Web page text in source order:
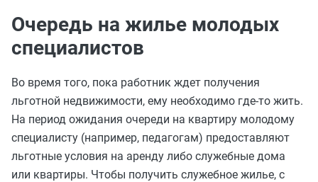
Очередь на жилье молодых
специалистов
Во время того, пока работник ждет получения
льготной недвижимости, ему необходимо где-то жить.
На период ожидания очереди на квартиру молодому
специалисту (например, педагогам) предоставляют
льготные условия на аренду либо служебные дома
или квартиры. Чтобы получить служебное жилье, с